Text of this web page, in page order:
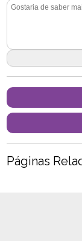
Páginas